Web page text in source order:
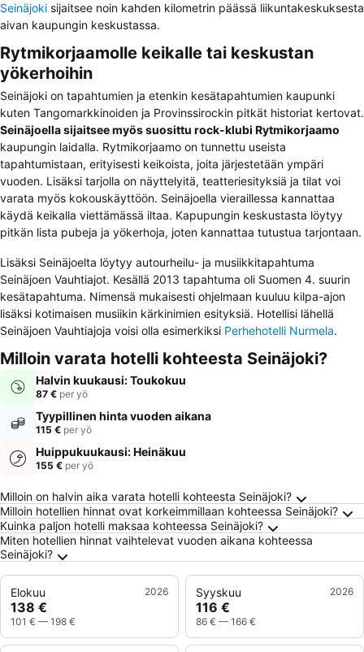
Seinäjoki sijaitsee noin kahden kilometrin päässä liikuntakeskuksesta
aivan kaupungin keskustassa.
Rytmikorjaamolle keikalle tai keskustan
yökerhoihin
Seinäjoki on tapahtumien ja etenkin kesätapahtumien kaupunki
kuten Tangomarkkinoiden ja Provinssirockin pitkät historiat kertovat.
Seinäjoella sijaitsee myös suosittu rock-klubi Rytmikorjaamo
kaupungin laidalla. Rytmikorjaamo on tunnettu useista
tapahtumistaan, erityisesti keikoista, joita järjestetään ympäri
vuoden. Lisäksi tarjolla on näyttelyitä, teatteriesityksiä ja tilat voi
varata myös kokouskäyttöön. Seinäjoella vieraillessa kannattaa
käydä keikalla viettämässä iltaa. Kapupungin keskustasta löytyy
pitkän lista pubeja ja yökerhoja, joten kannattaa tutustua tarjontaan.
Lisäksi Seinäjoelta löytyy autourheilu- ja musiikkitapahtuma
Seinäjoen Vauhtiajot. Kesällä 2013 tapahtuma oli Suomen 4. suurin
kesätapahtuma. Nimensä mukaisesti ohjelmaan kuuluu kilpa-ajon
lisäksi kotimaisen musiikin kärkinimien esityksiä. Hotellisi lähellä
Seinäjoen Vauhtiajoja voisi olla esimerkiksi Perhehotelli Nurmela.
Milloin varata hotelli kohteesta Seinäjoki?
Halvin kuukausi: Toukokuu
87 € per yö
Tyypillinen hinta vuoden aikana
115 € per yö
Huippukuukausi: Heinäkuu
155 € per yö
Usein kysytyt kysymykset kohteesta
Milloin on halvin aika varata hotelli kohteesta Seinäjoki?
Milloin hotellien hinnat ovat korkeimmillaan kohteessa Seinäjoki?
Kuinka paljon hotelli maksaa kohteessa Seinäjoki?
Miten hotellien hinnat vaihtelevat vuoden aikana kohteessa
Seinäjoki?
Elokuu 2026
138 €
101 € — 198 €
Syyskuu 2026
116 €
86 € — 166 €